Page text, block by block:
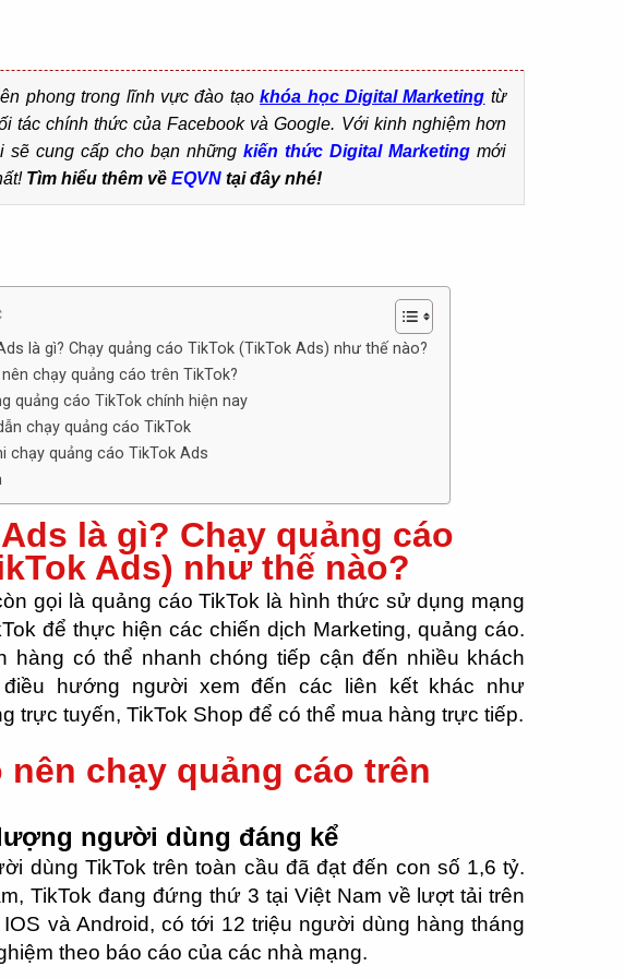
phong trong lĩnh vực đào tạo khóa học Digital Marketing từ
tác chính thức của Facebook và Google. Với kinh nghiệm hơn
sẽ cung cấp cho bạn những kiến thức DigitalMarketing mới
Tìm hiểu thêm về EQVN tại đây nhé!
là gì? Chạy quảng cáo TikTok (TikTok Ads) như thế nào?
chạy quảng cáo trên TikTok?
quảng cáo TikTok chính hiện nay
chạy quảng cáo TikTok
chạy quảng cáo TikTok Ads
là gì? Chạy quảng cáo
Ads) như thế nào?
gọi là quảng cáo TikTok là hình thức sử dụng mạng
để thực hiện các chiến dịch Marketing, quảng cáo.
hàng có thể nhanh chóng tiếp cận đến nhiều khách
điều hướng người xem đến các liên kết khác như
trực tuyến, TikTok Shop để có thể mua hàng trực tiếp.
nên chạy quảng cáo trên
người dùng đáng kể
dùng TikTok trên toàn cầu đã đạt đến con số 1,6 tỷ.
TikTok đang đứng thứ 3 tại Việt Nam về lượt tải trên
và Android, có tới 12 triệu người dùng hàng tháng
theo báo cáo của các nhà mạng.